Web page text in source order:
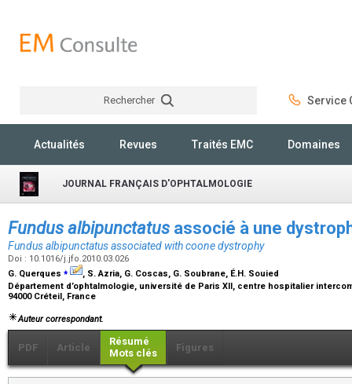
Rechercher Service
Actualités Revues Traités EMC Domaines
JOURNAL FRANÇAIS D'OPHTALMOLOGIE
Fundus albipunctatus associé à une
Fundus albipunctatusassociated with coone dystrophy
Doi : 10.1016/j.jfo.2010.03.026
G. Querques ⁎
, S. Azria, G. Coscas, G. Soubrane, É.H. Souied
Département d’ophtalmologie, université de Paris XII, centre hospitalier
94000 Créteil, France
Auteur correspondant.
PDF Article
Résumé
Mots clés
Figures